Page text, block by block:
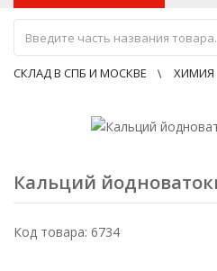
СКЛАД В СПБ И МОСКВЕ ХИМИЯ
Кальций
Код товара: 6734